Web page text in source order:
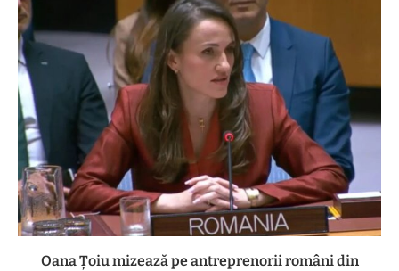
Oana Țoiu mizează pe antreprenorii români din